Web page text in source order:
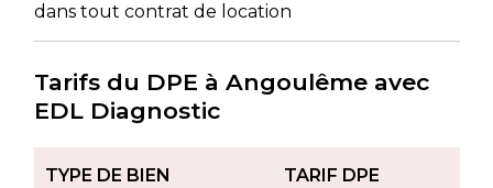
dans tout contrat de location
Tarifs du DPE à Angoulême avec
EDL Diagnostic
TYPE DE BIEN TARIF DPE